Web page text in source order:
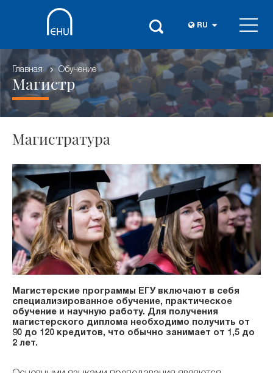
RU
Главная Обучение
Магистр
Магистратура
Магистерские программы ЕГУ включают в себя
специализированное обучение, практическое
обучение и научную работу. Для получения
магистерского диплома необходимо получить от
90 до 120 кредитов, что обычно занимает от 1,5 до
2 лет.